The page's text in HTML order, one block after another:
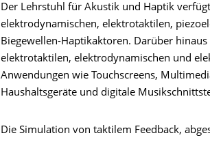
Der Lehrstuhl für Akustik und Haptik
elektrodynamischen, elektrotaktilen,
Biegewellen-Haptikaktoren. Darüber
elektrotaktilen, elektrodynamischen und
Anwendungen wie Touchscreens,
Haushaltsgeräte und digitale
Die Simulation von taktilem Feedback,